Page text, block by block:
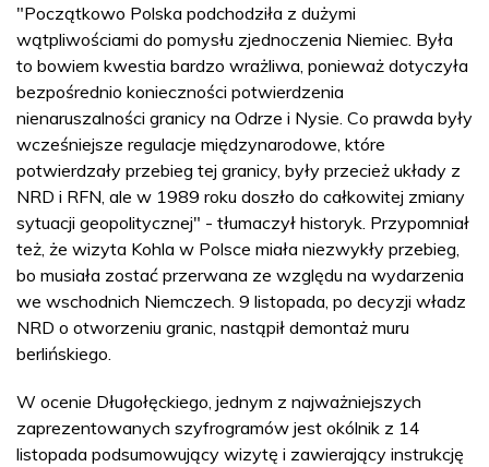
"Początkowo Polska podchodziła z dużymi
wątpliwościami do pomysłu zjednoczenia Niemiec. Była
to bowiem kwestia bardzo wrażliwa, ponieważ dotyczyła
bezpośrednio konieczności potwierdzenia
nienaruszalności granicy na Odrze i Nysie. Co prawda były
wcześniejsze regulacje międzynarodowe, które
potwierdzały przebieg tej granicy, były przecież układy z
NRD i RFN, ale w 1989 roku doszło do całkowitej zmiany
sytuacji geopolitycznej" - tłumaczył historyk. Przypomniał
też, że wizyta Kohla w Polsce miała niezwykły przebieg,
bo musiała zostać przerwana ze względu na wydarzenia
we wschodnich Niemczech. 9 listopada, po decyzji władz
NRD o otworzeniu granic, nastąpił demontaż muru
berlińskiego.
W ocenie Długołęckiego, jednym z najważniejszych
zaprezentowanych szyfrogramów jest okólnik z 14
listopada podsumowujący wizytę i zawierający instrukcję